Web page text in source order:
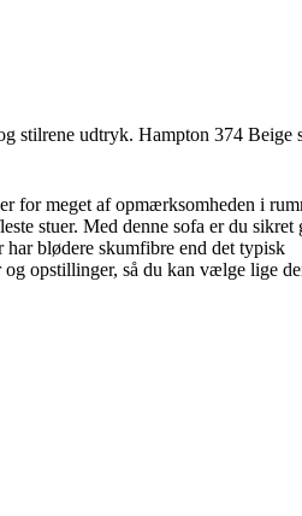
stilrene udtryk. Hampton 374 Beige
for meget af opmærksomheden i
stuer. Med denne sofa er du sikret
blødere skumfibre end det typisk
opstillinger, så du kan vælge lige